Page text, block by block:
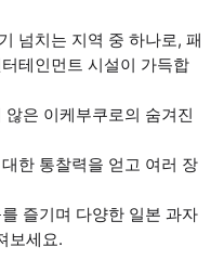
넘치는 지역 중 하나로, 패
테인먼트 시설이 가득합
은 이케부쿠로의 숨겨진
한 통찰력을 얻고 여러 장
즐기며 다양한 일본 과자
보세요.